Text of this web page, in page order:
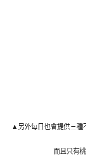
▲另外每日也會提供三種
而且只有